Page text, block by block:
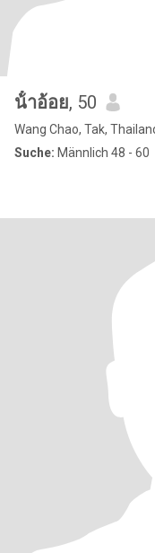
น้ําอ้อย, 50
Wang Chao, Tak,
Suche: Männlich 48 - 60